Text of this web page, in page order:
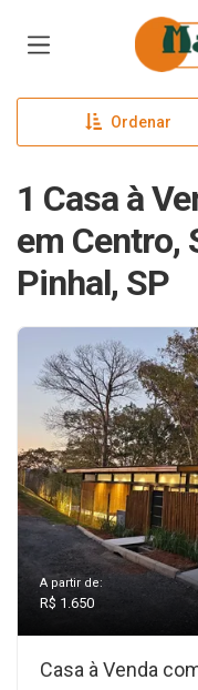
Ordenar
1 Casa à
em Centro,
Pinhal, SP
A partir de:
R$ 1.650
Casa à Venda